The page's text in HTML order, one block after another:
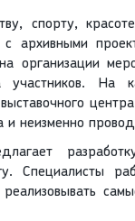
спорту,
с архивными
организации
На
центра
неизменно
Специалисты